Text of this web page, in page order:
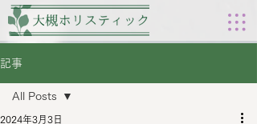
記事
All Posts
2024年3月3日